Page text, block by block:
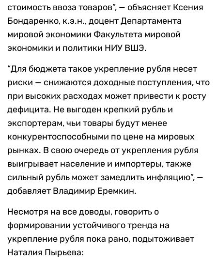
стоимость ввоза товаров”, — объясняет Ксения
Бондаренко, к.э.н., доцент Департамента
мировой экономики Факультета мировой
экономики и политики НИУ ВШЭ.
“Для бюджета такое укрепление рубля несет
риски — снижаются доходные поступления, что
при высоких расходах может привести к росту
дефицита. Не выгоден крепкий рубль и
экспортерам, чьи товары будут менее
конкурентоспособными по цене на мировых
рынках. В свою очередь от укрепления рубля
выигрывает население и импортеры, также
сильный рубль может замедлить инфляцию”, —
добавляет Владимир Еремкин.
Несмотря на все доводы, говорить о
формировании устойчивого тренда на
укрепление рубля пока рано, подытоживает
Наталия Пырьева: